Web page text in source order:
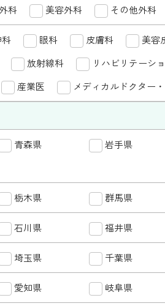
科 美容外科 その他外科
眼科 皮膚科 美容
放射線科 リハビリテーシ
産業医 メディカルドクター
青森県 岩手県
栃木県 群馬県
石川県 福井県
埼玉県 千葉県
愛知県 岐阜県
小児外科
その他
総合診療科
麻酔科
健診・人間
北海道
北関東・甲信越 茨城県
北陸 富山県
首都圏 東京都
東海 静岡県